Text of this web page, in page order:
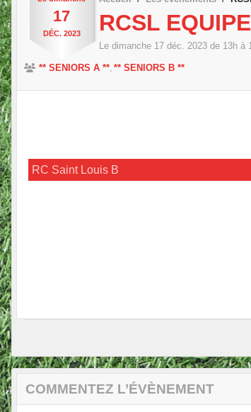
17
DÉC. 2023 RCSL
Le dimanche 17 déc. 2023 de 13h à
** SENIORS A ** ** SENIORS B **
RC Saint Louis B
COMMENTEZ L’ÉVÈNEMENT